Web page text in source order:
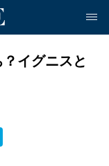
イグニスと